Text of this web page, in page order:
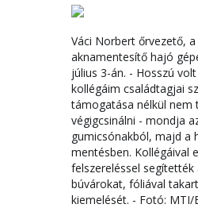
Váci Norbert őrvezető,
aknamentesítő hajó
július 3-án. - Hosszú
kollégáim családtagjai
támogatása nélkül nem
végigcsinálni - mondja
gumicsónakból, majd a
mentésben. Kollégáival
felszereléssel
búvárokat, fóliával
kiemelését. - Fotó: